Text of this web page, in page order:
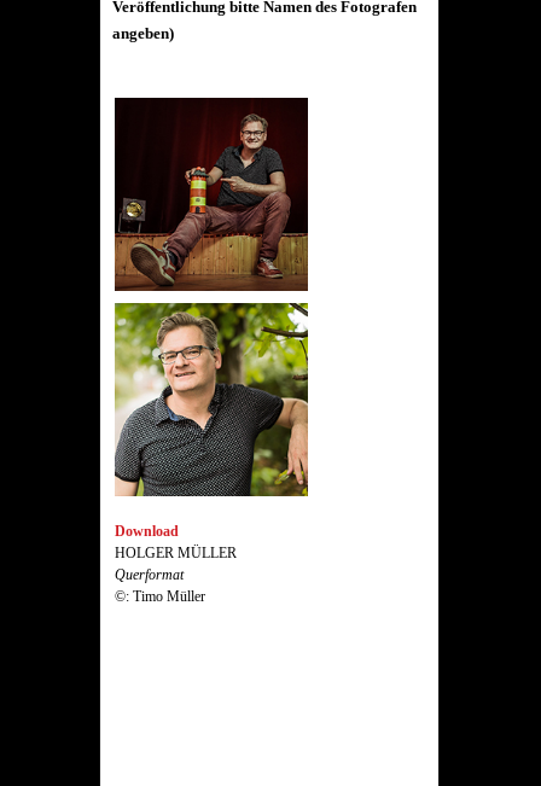
Veröffentlichung bitte Namen des Fotografen
angeben)
Download
HOLGER MÜLLER
Querformat
©: Timo Müller
Download
HOLGER MÜLLER
Querformat
©: Timo Müller